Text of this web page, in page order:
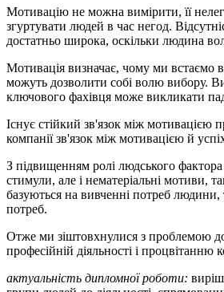
Мотивацію не можна вимірити, її
згуртувати людей в час негод.
достатньо широка, оскільки людина
Мотивація визначає, чому ми встаємо
можуть дозволити собі волю вибору.
ключового фахівця може викликати
Існує стійкий зв'язок між мотивацією
компанії зв'язок між мотивацією й
З підвищенням ролі людського
стимули, але і нематеріальні мотиви,
базуються на вивченні потреб людини,
потреб.
Отже ми зіштовхнулися з проблемою
професійній діяльності і процвітанню
актуальність дипломної роботи: